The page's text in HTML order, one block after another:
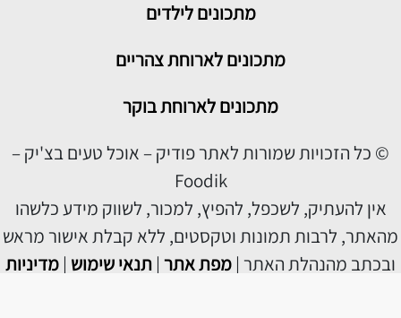
מתכונים לילדים
מתכונים לארוחת צהריים
מתכונים לארוחת בוקר
© כל הזכויות שמורות לאתר פודיק – אוכל טעים בצ'יק –
Foodik
אין להעתיק, לשכפל, להפיץ, למכור, לשווק מידע כלשהו
מהאתר, לרבות תמונות וטקסטים, ללא קבלת אישור מראש
ובכתב מהנהלת האתר | מפת אתר | תנאי שימוש | מדיניות